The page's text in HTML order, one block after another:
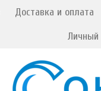
Доставка и оплата
Личный